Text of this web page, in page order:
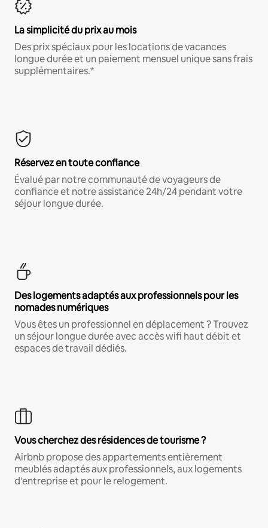
La simplicité du prix au mois
Des prix spéciaux pour les locations de vacances
longue durée et un paiement mensuel unique sans frais
supplémentaires.*
Réservez en toute confiance
Évalué par notre communauté de voyageurs de
confiance et notre assistance 24h/24 pendant votre
séjour longue durée.
Des logements adaptés aux professionnels pour les
nomades numériques
Vous êtes un professionnel en déplacement ? Trouvez
un séjour longue durée avec accès wifi haut débit et
espaces de travail dédiés.
Vous cherchez des résidences de tourisme ?
Airbnb propose des appartements entièrement
meublés adaptés aux professionnels, aux logements
d'entreprise et pour le relogement.